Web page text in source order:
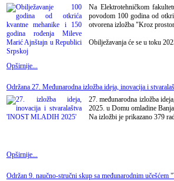
Na Elektrotehničkom
povodom 100 godina od
otvorena izložba "Kroz
Obilježavanja će se u toku
Opširnije...
Održana 27. Međunarodna izložba ideja, inovacija i
27. međunarodna izložba
2025. u Domu omladine
Na izložbi je prikazano 379
Opširnije...
Održan 9. naučno-stručni skup sa međunarodnim